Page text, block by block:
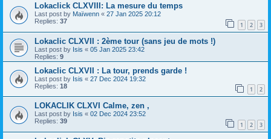
Lokaclick CLXVIII: La mesure du temps
Last post by Maïwenn « 27 Jan 2025 20:12
Replies: 37 1 2 3
Lokaclic CLXVII : 2ème tour (sans jeu de mots !)
Last post by Isis « 05 Jan 2025 23:42
Replies: 9
Lokaclic CLXVII : La tour, prends garde !
Last post by Isis « 27 Dec 2024 19:32
Replies: 18 1 2
LOKACLIK CLXVI Calme, zen ,
Last post by Isis « 02 Dec 2024 23:52
Replies: 39 1 2 3